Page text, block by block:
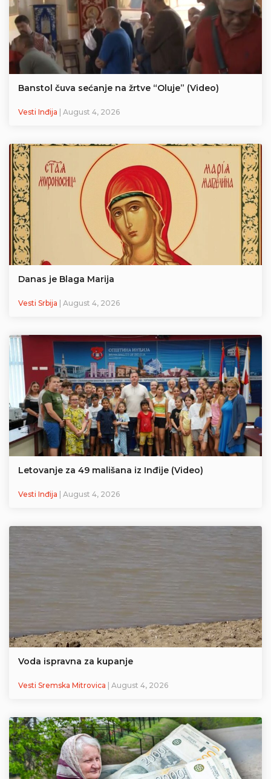
Banstol čuva sećanje na žrtve “Oluje” (Video)
Vesti Inđija | August 4, 2026
Danas je Blaga Marija
Vesti Srbija | August 4, 2026
Letovanje za 49 mališana iz Inđije (Video)
Vesti Inđija | August 4, 2026
Voda ispravna za kupanje
Vesti Sremska Mitrovica | August 4, 2026